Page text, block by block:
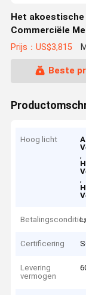
Het akoestische
Commerciële
Prijs：US$3,815
Beste
Hoog licht
,
,
Certificering
Levering
vermogen